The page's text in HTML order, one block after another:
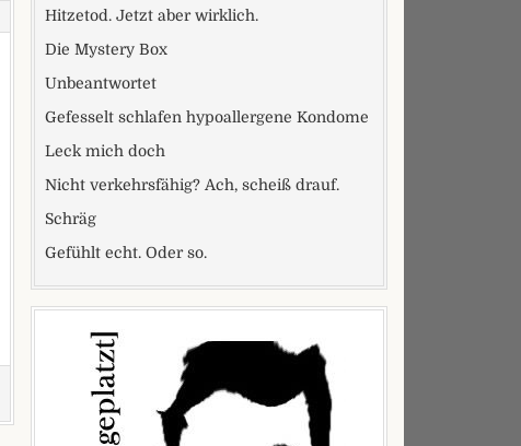
Hitzetod. Jetzt aber wirklich.
Die Mystery Box
Unbeantwortet
Gefesselt schlafen hypoallergene Kondome
Leck mich doch
Nicht verkehrsfähig? Ach, scheiß drauf.
Schräg
Gefühlt echt. Oder so.